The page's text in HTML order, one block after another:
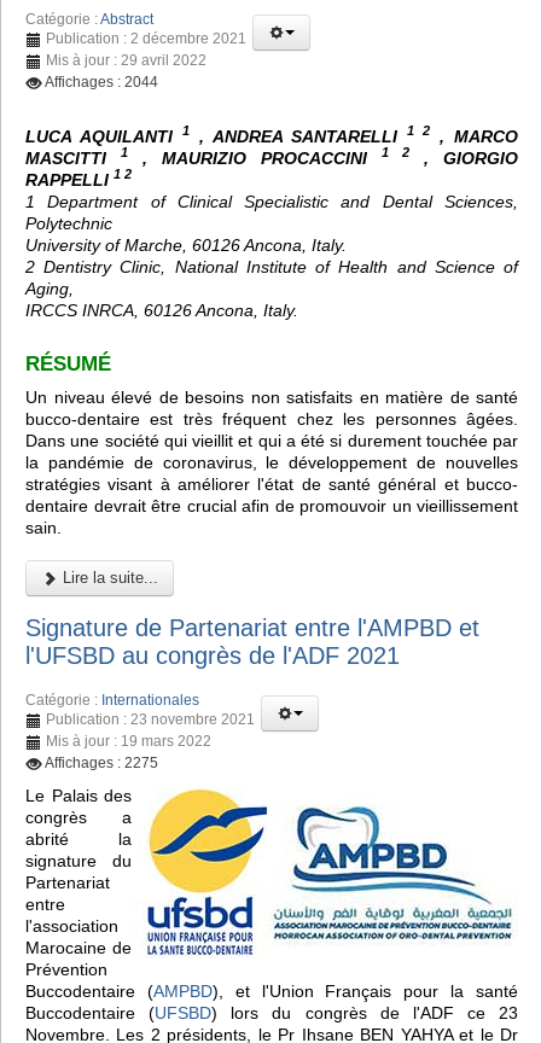
Catégorie :Abstract
Publication : 2 décembre 2021
Mis à jour : 29 avril 2022
Affichages : 2044
LUCA AQUILANTI 1, ANDREA SANTARELLI1 2
, MARCO
MASCITTI
1 , MAURIZIO PROCACCINI 1 2
, GIORGIO
RAPPELLI 1 2
1 Department of Clinical Specialistic and Dental Sciences,
Polytechnic
University of Marche, 60126 Ancona, Italy.
2 Dentistry Clinic, National Institute of Health and Science of
Aging,
IRCCS INRCA, 60126 Ancona, Italy.
RÉSUMÉ
Un niveau élevé de besoins non satisfaits en matière de santé
bucco-dentaire est très fréquent chez les personnes âgées.
Dans une société qui vieillit et qui a été si durement touchée par
la pandémie de coronavirus, le développement de nouvelles
stratégies visant à améliorer l'état de santé général et bucco-
dentaire devrait être crucial afin de promouvoir un vieillissement
sain.
Lire la suite...
Signature de Partenariat entre l'AMPBD et
l'UFSBD au congrès de l'ADF 2021
Catégorie : Internationales
Publication : 23 novembre 2021
Mis à jour : 19 mars 2022
Affichages : 2275
Le Palais des
congrès a
abrité la
signature du
Partenariat
entre
l'association
Marocaine de
Prévention
Buccodentaire (AMPBD), et l'Union Français pour la santé
Buccodentaire (UFSBD) lors du congrès de l'ADF ce 23
Novembre. Les 2 présidents, le Pr Ihsane BEN YAHYA et le Dr